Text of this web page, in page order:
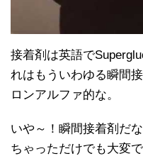
接着剤は英語で
れはもういわゆる瞬間
ロンアルファ的な。
いや～！瞬間接着剤だ
ちゃっただけでも大変